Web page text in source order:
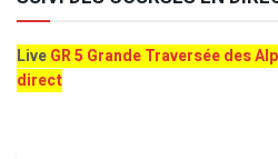
LiveGR 5 Grande Traversée des
direct